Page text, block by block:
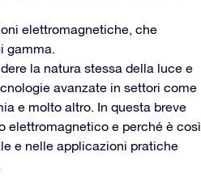
elettromagnetiche, che
gamma.
la natura stessa della luce e
avanzate in settori come
e molto altro. In questa breve
elettromagnetico e perché è così
e nelle applicazioni pratiche